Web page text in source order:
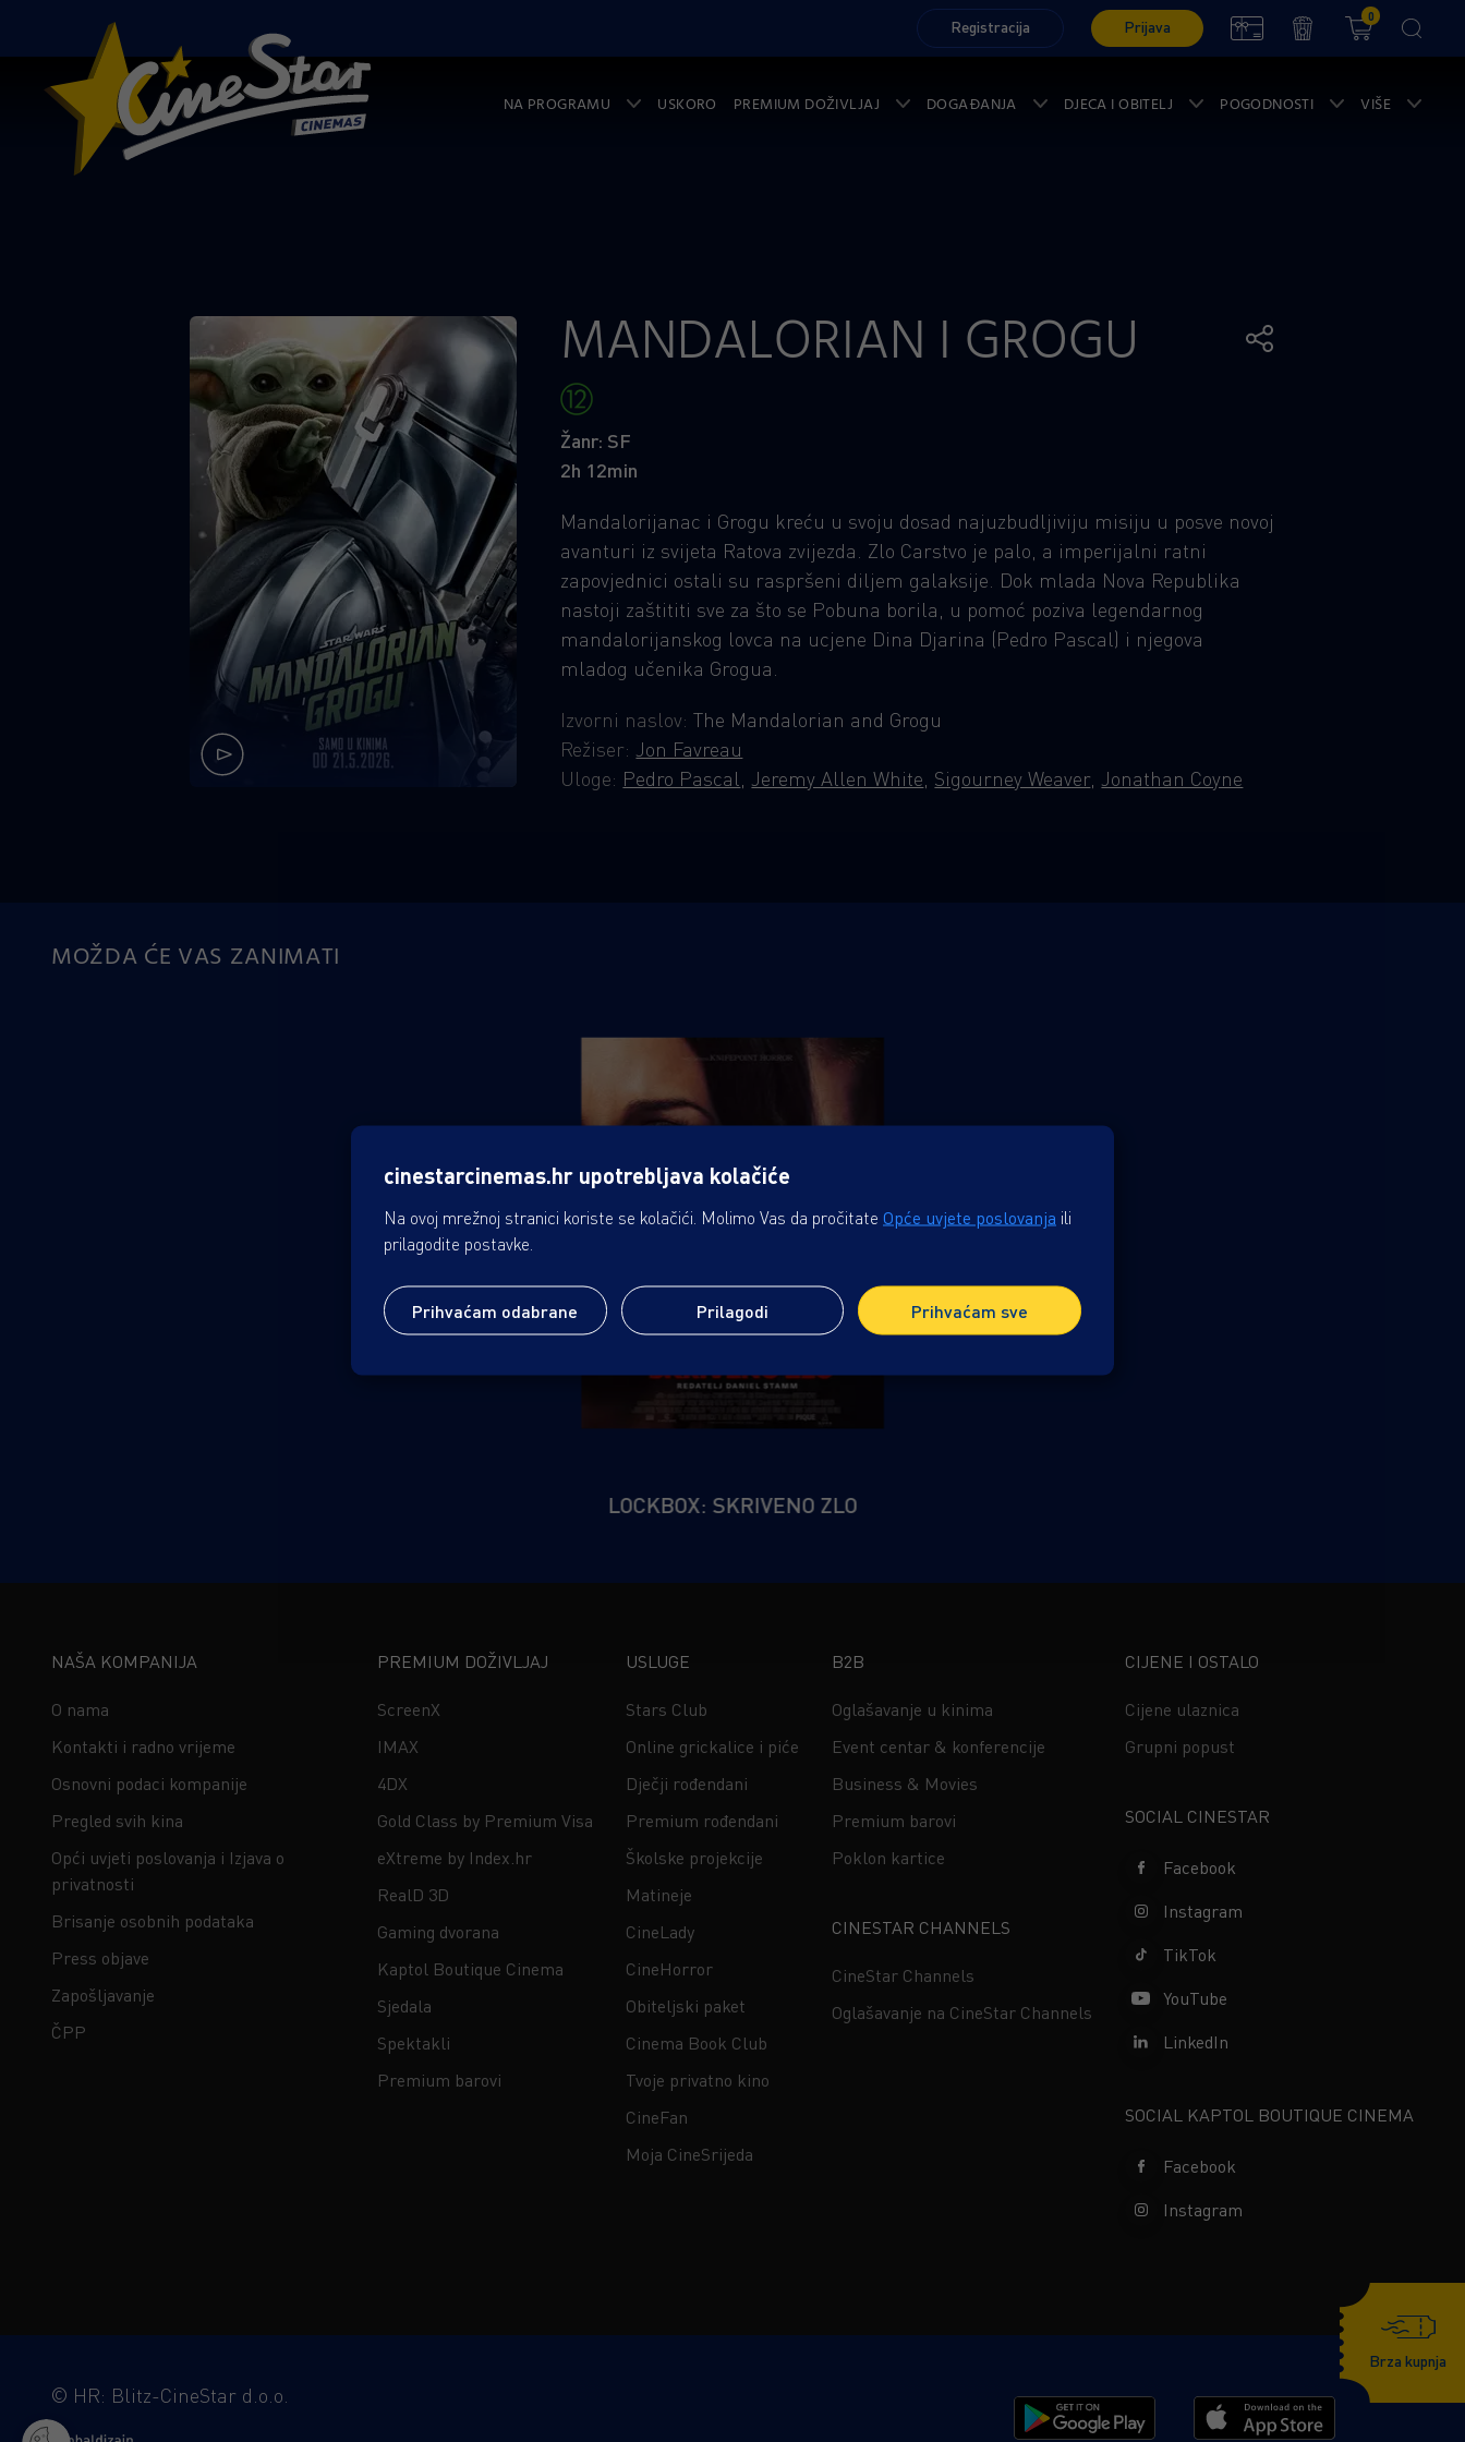
Registracija Prijava
0
NA PROGRAMU USKORO PREMIUM DOŽIVLJAJ DOGAĐANJA DJECA I OBITELJ POGODNOSTI VIŠE
MANDALORIAN I GROGU
Žanr: SF
2h 12min
Mandalorijanac i Grogu kreću u svoju dosad najuzbudljiviju misiju u posve novoj
avanturi iz svijeta Ratova zvijezda. Zlo Carstvo je palo, a imperijalni ratni
zapovjednici ostali su raspršeni diljem galaksije. Dok mlada Nova Republika
nastoji zaštititi sve za što se Pobuna borila, u pomoć poziva legendarnog
mandalorijanskog lovca na ucjene Dina Djarina (Pedro Pascal) i njegova
mladog učenika Grogua.
Izvorni naslov:The Mandalorian and Grogu
Režiser: Jon Favreau
Uloge: Pedro Pascal Jeremy Allen White Sigourney Weaver Jonathan Coyne
MOŽDA ĆE VAS ZANIMATI
LOCKBOX: SKRIVENO ZLO
NAŠA KOMPANIJA
O nama
Kontakti i radno vrijeme
Osnovni podaci kompanije
Pregled svih kina
Opći uvjeti poslovanja i Izjava o
privatnosti
Brisanje osobnih podataka
Press objave
Zapošljavanje
ČPP
PREMIUM DOŽIVLJAJ
ScreenX
IMAX
4DX
Gold Class by Premium Visa
eXtreme by Index.hr
RealD 3D
Gaming dvorana
Kaptol Boutique Cinema
Sjedala
Spektakli
Premium barovi
USLUGE
Stars Club
Online grickalice i piće
Dječji rođendani
Premium rođendani
Školske projekcije
Matineje
CineLady
CineHorror
Obiteljski paket
Cinema Book Club
Tvoje privatno kino
CineFan
Moja CineSrijeda
B2B
Oglašavanje u kinima
Event centar & konferencije
Business & Movies
Premium barovi
Poklon kartice
CINESTAR CHANNELS
CineStar Channels
Oglašavanje na CineStar Channels
CIJENE I OSTALO
Cijene ulaznica
Grupni popust
SOCIAL CINESTAR
Facebook
Instagram
TikTok
YouTube
LinkedIn
SOCIAL KAPTOL BOUTIQUE CINEMA
Facebook
Instagram
© HR: Blitz-CineStar d.o.o.
Brza kupnja
cinestarcinemas.hr upotrebljava kolačiće
Na ovoj mrežnoj stranici koriste se kolačići. Molimo Vas da pročitate Opće uvjete poslovanja ili
prilagodite postavke.
Prihvaćam odabrane Prilagodi Prihvaćam sve